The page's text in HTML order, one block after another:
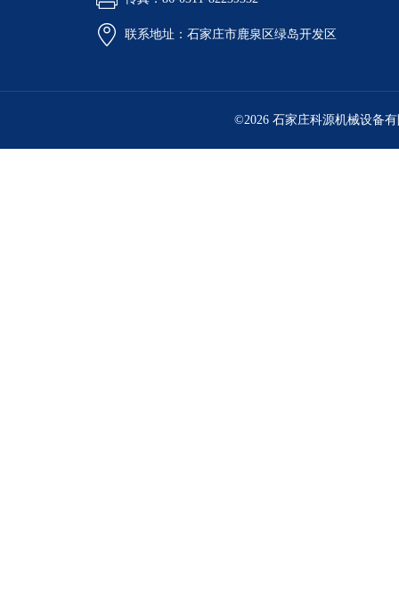
联系地址：石家庄市鹿泉区绿岛开发区
©2026 石家庄科源机械设备